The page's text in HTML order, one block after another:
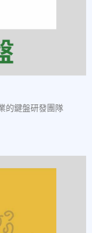
的鍵盤研發團隊